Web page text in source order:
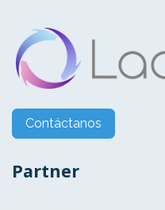
Contáctanos
Partner